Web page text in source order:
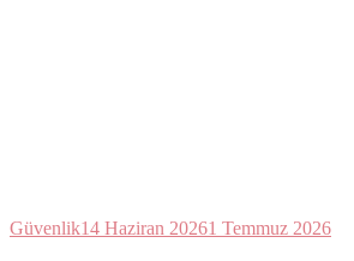
Güvenlik14 Haziran 20261 Temmuz 2026